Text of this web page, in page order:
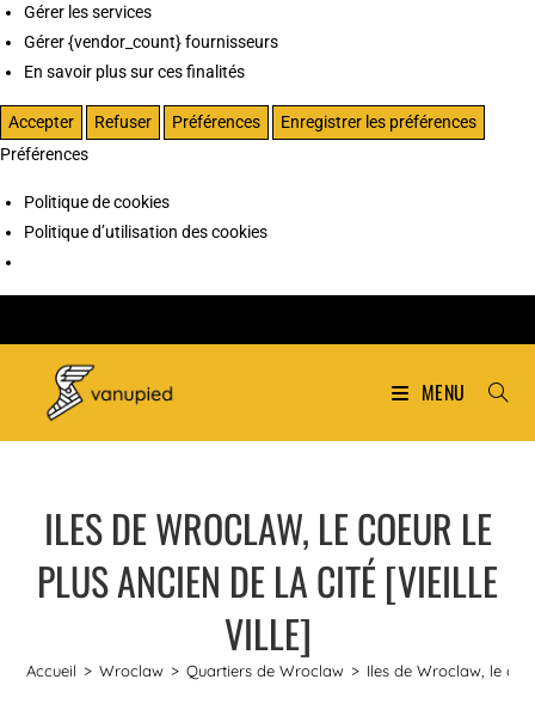
Gérer les services
Gérer {vendor_count} fournisseurs
En savoir plus sur ces finalités
Accepter Refuser Préférences
Enregistrer les préférences
Préférences
Politique de cookies
Politique d’utilisation des cookies
MENU
ILES DE WROCLAW, LE COEUR LE
PLUS ANCIEN DE LA CITÉ [VIEILLE
VILLE]
Accueil > Wroclaw > Quartiers de Wroclaw > Iles de Wroclaw, le